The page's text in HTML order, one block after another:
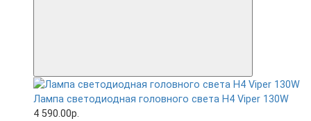
Лампа светодиодная головного света H4 Viper 130W
4 590.00р.